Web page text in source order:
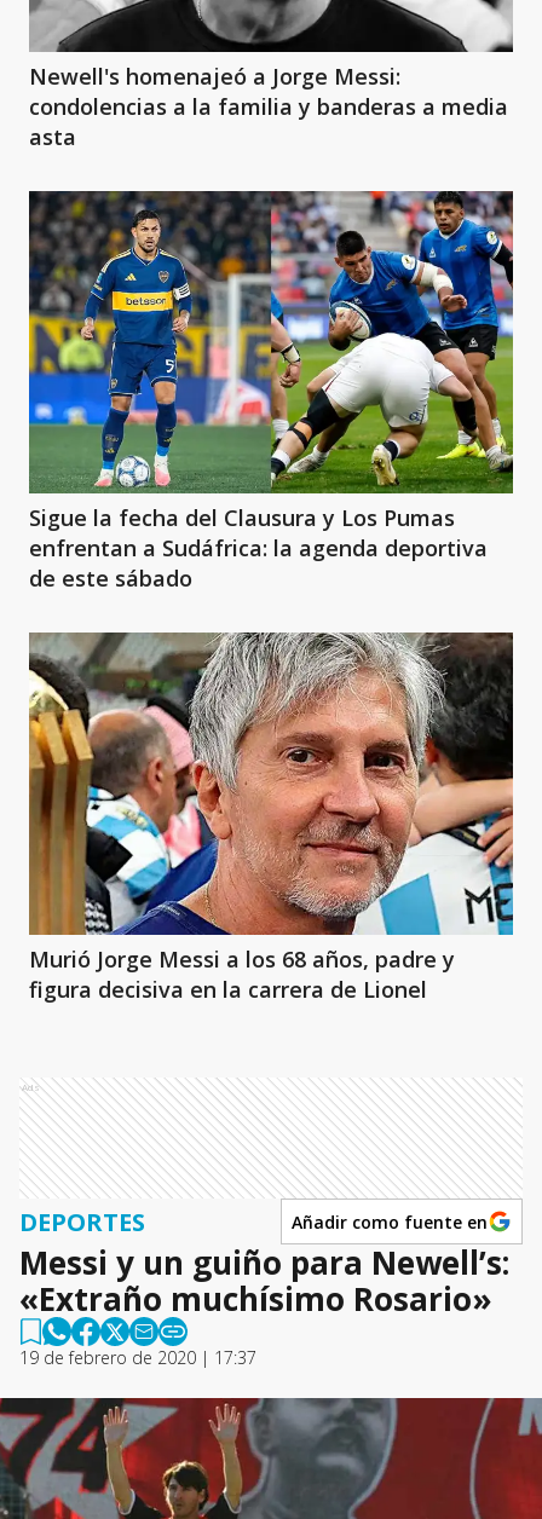
Newell's homenajeó a Jorge Messi:
condolencias a la familia y banderas a media
asta
Sigue la fecha del Clausura y Los Pumas
enfrentan a Sudáfrica: la agenda deportiva
de este sábado
Murió Jorge Messi a los 68 años, padre y
figura decisiva en la carrera de Lionel
Ads
DEPORTES Añadir como fuente en
Messi y un guiño para Newell’s:
«Extraño muchísimo Rosario»
19 de febrero de 2020 | 17:37